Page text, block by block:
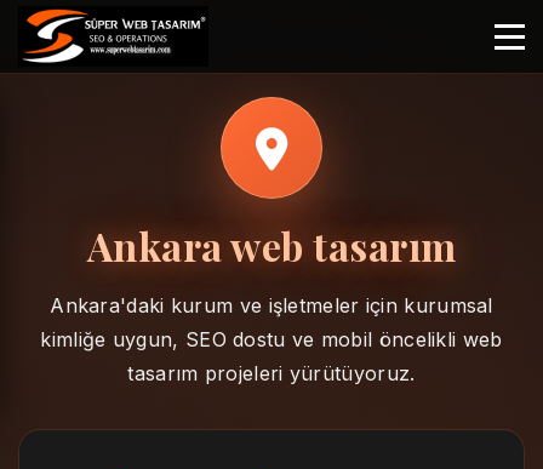
Ankara web tasarım
Ankara'daki kurum ve işletmeler için kurumsal
kimliğe uygun, SEO dostu ve mobil öncelikli web
tasarım projeleri yürütüyoruz.